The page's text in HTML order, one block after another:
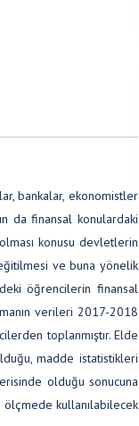
bankalar, ekonomistler
da finansal konulardaki
konusu devletlerin
ve buna yönelik
öğrencilerin finansal
verileri 2017-2018
toplanmıştır. Elde
madde istatistikleri
olduğu sonucuna
ölçmede kullanılabilecek